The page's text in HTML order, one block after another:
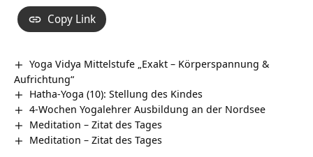
Copy Link
Yoga Vidya Mittelstufe „Exakt – Körperspannung &
Aufrichtung“
Hatha-Yoga (10): Stellung des Kindes
4-Wochen Yogalehrer Ausbildung an der Nordsee
Meditation – Zitat des Tages
Meditation – Zitat des Tages